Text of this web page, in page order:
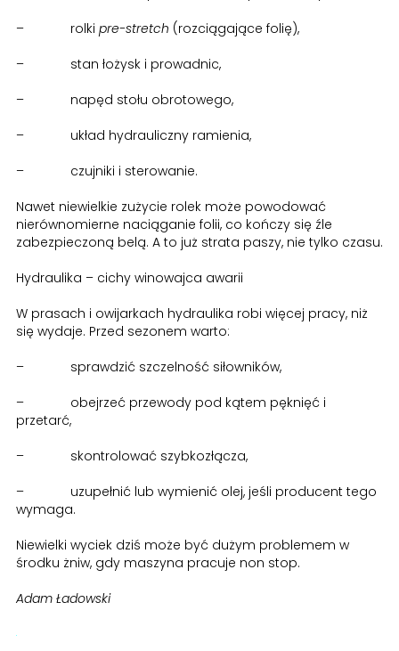
– rolki pre-stretch (rozciągające folię),
– stan łożysk i prowadnic,
– napęd stołu obrotowego,
– układ hydrauliczny ramienia,
– czujniki i sterowanie.
Nawet niewielkie zużycie rolek może powodować
nierównomierne naciąganie folii, co kończy się źle
zabezpieczoną belą. A to już strata paszy, nie tylko czasu.
Hydraulika – cichy winowajca awarii
W prasach i owijarkach hydraulika robi więcej pracy, niż
się wydaje. Przed sezonem warto:
– sprawdzić szczelność siłowników,
– obejrzeć przewody pod kątem pęknięć i
przetarć,
– skontrolować szybkozłącza,
– uzupełnić lub wymienić olej, jeśli producent tego
wymaga.
Niewielki wyciek dziś może być dużym problemem w
środku żniw, gdy maszyna pracuje non stop.
Adam Ładowski